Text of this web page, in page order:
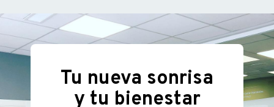
Tu nueva sonrisa
y tu bienestar